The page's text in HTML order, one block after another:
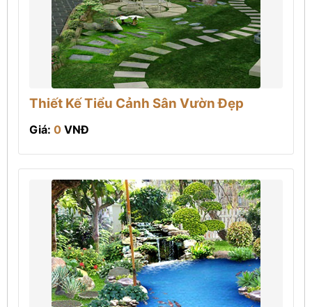
Thiết Kế Tiểu Cảnh Sân Vườn Đẹp
Giá: 0 VNĐ